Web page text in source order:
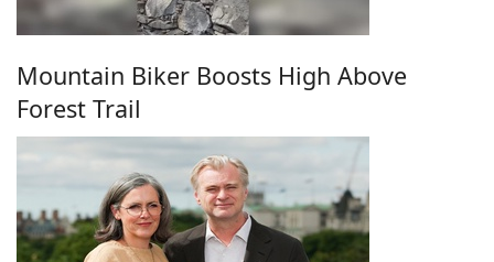
Mountain Biker Boosts High Above
Forest Trail